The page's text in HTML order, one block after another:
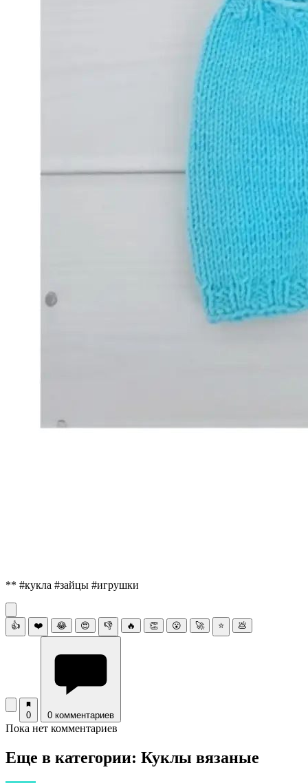
** #кукла #зайцы #игрушки
👍 ❤️ 😂 😍 👎 🔥 👏 😮 🚀 ⭐ 💩
0 0 комментариев
Пока нет комментариев
Еще в категории: Куклы вязаные